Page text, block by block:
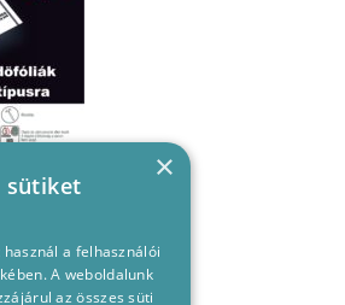
×
sütiket
a felhasználói
A weboldalunk
az összes süti